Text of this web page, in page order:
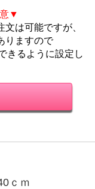
▼
は可能ですが、
りますので
きるように設定し
ｃｍ